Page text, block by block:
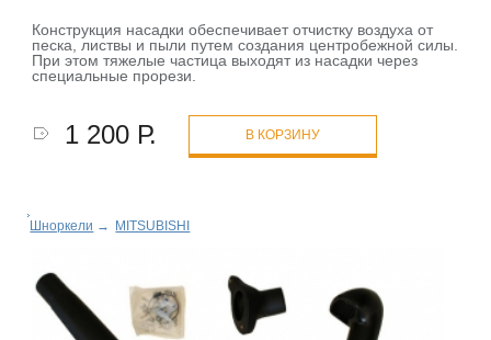
Конструкция насадки обеспечивает отчистку воздуха от
песка, листвы и пыли путем создания центробежной силы.
При этом тяжелые частица выходят из насадки через
специальные прорези.
1 200 Р. В КОРЗИНУ
Шноркели → MITSUBISHI